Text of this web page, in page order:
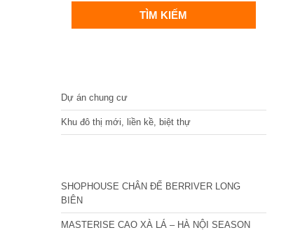
Dự án chung cư
Khu đô thị mới, liền kề, biệt thự
SHOPHOUSE CHÂN ĐẾ BERRIVER LONG
BIÊN
MASTERISE CAO XÀ LÁ – HÀ NỘI SEASON